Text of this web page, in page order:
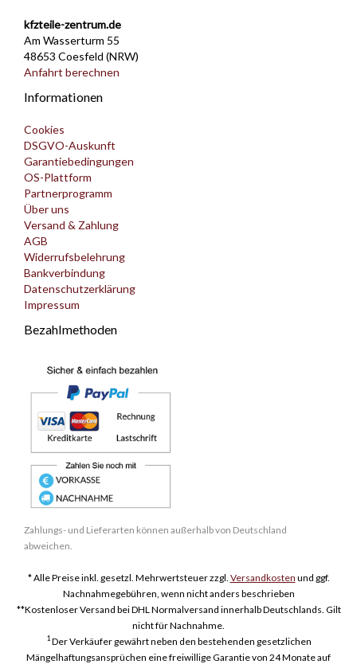
kfzteile-zentrum.de
Am Wasserturm 55
48653 Coesfeld (NRW)
Anfahrt berechnen
Informationen
Cookies
DSGVO-Auskunft
Garantiebedingungen
OS-Plattform
Partnerprogramm
Über uns
Versand & Zahlung
AGB
Widerrufsbelehrung
Bankverbindung
Datenschutzerklärung
Impressum
Bezahlmethoden
Zahlungs- und Lieferarten können außerhalb von Deutschland
abweichen.
* Alle Preise inkl. gesetzl. Mehrwertsteuer zzgl. Versandkosten und ggf.
Nachnahmegebühren, wenn nicht anders beschrieben
**Kostenloser Versand bei DHL Normalversand innerhalb Deutschlands. Gilt
nicht für Nachnahme.
1Der Verkäufer gewährt neben den bestehenden gesetzlichen
Mängelhaftungsansprüchen eine freiwillige Garantie von 24 Monate auf